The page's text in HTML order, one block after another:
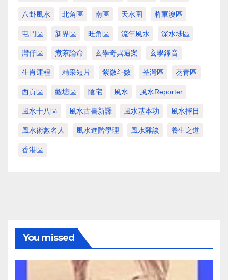
八卦風水 北角區 南區 天水圍 將軍澳區
屯門區 新界區 旺角區 流年風水 深水埗區
灣仔區 煮茶論命 玄學奇異過案 玄學錄音
生肖運程 精采短片 紫微斗數 荃灣區 葵青區
西貢區 觀塘區 陰宅 風水 風水Reporter
風水十八區 風水古書新譯 風水基本功 風水擇日
風水術數名人 風水進階學理 風水雜談 養生之道
香港區
You missed